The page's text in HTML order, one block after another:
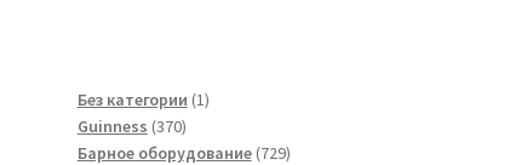
Без категории 11
Guinness 370370
товаров
Барное оборудование 729729